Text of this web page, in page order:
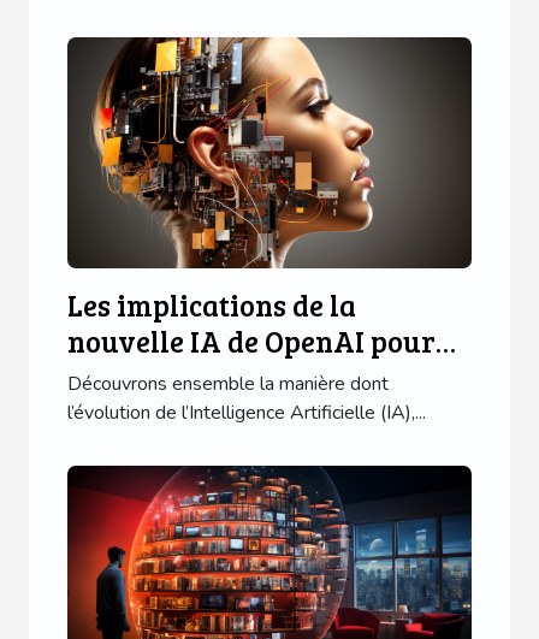
Les implications de la
nouvelle IA de OpenAI pour
les utilisateurs d'applications
mobiles
Découvrons ensemble la manière dont
l’évolution de l’Intelligence Artificielle (IA),...